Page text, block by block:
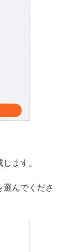
ます。
選んでくださ